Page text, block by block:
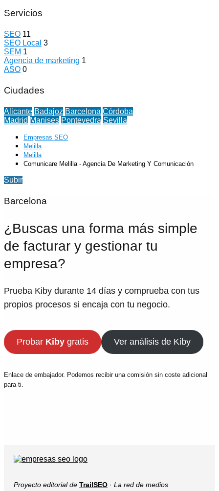
Servicios
SEO 11
SEO Local 3
SEM 1
Agencia de marketing 1
ASO 0
Ciudades
Alicante Badajoz Barcelona Córdoba
Madrid Manises Pontevedra Sevilla
Empresas SEO
Melilla
Melilla
Comunicare Melilla - Agencia De Marketing Y Comunicación
Subir
Barcelona
¿Buscas una forma más simple
de facturar y gestionar tu
empresa?
Prueba Kiby durante 14 días y comprueba con tus
propios procesos si encaja con tu negocio.
Probar Kibygratis Ver análisis de Kiby
Enlace de embajador. Podemos recibir una comisión sin coste adicional
para ti.
Proyecto editorial de TrailSEO · La red de medios